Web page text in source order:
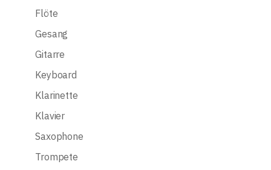
Flöte
Gesang
Gitarre
Keyboard
Klarinette
Klavier
Saxophone
Trompete